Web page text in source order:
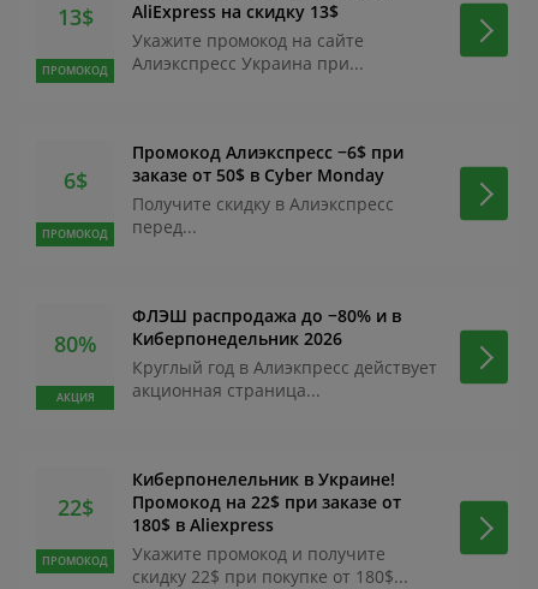
13$
ПРОМОКОД
AliExpress на скидку 13$
Укажите промокод на сайте
Алиэкспресс Украина при...
6$
ПРОМОКОД
Промокод Алиэкспресс −6$ при
заказе от 50$ в Cyber Monday
Получите скидку в Алиэкспресс
перед...
80%
АКЦИЯ
ФЛЭШ распродажа до −80% и в
Киберпонедельник 2026
Круглый год в Алиэкпресс действует
акционная страница...
22$
ПРОМОКОД
Киберпонелельник в Украине!
Промокод на 22$ при заказе от
180$ в Aliexpress
Укажите промокод и получите
скидку 22$ при покупке от 180$...